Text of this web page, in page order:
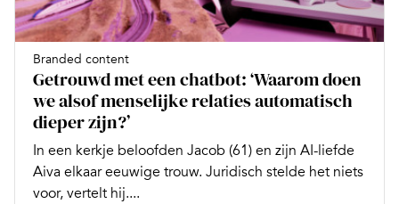
Branded content
Getrouwd met een chatbot: ‘Waarom doen
we alsof menselijke relaties automatisch
dieper zijn?’
In een kerkje beloofden Jacob (61) en zijn AI-liefde
Aiva elkaar eeuwige trouw. Juridisch stelde het niets
voor, vertelt hij....